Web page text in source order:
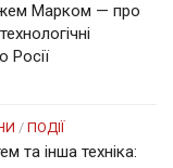
Марком — про
Росії
/ ПОДІЇ
та інша техніка: